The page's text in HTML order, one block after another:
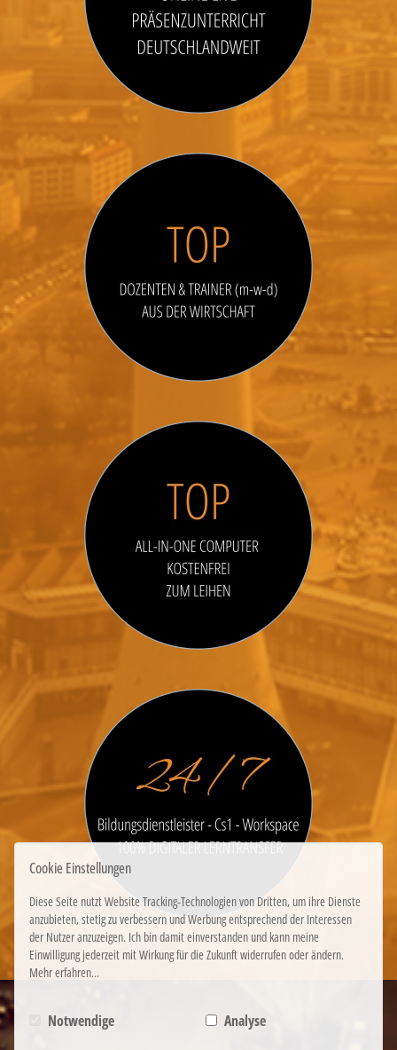
Cookie Einstellungen
Diese Seite nutzt Website Tracking-Technologien von Dritten, um ihre Dienste
anzubieten, stetig zu verbessern und Werbung entsprechend der Interessen
der Nutzer anzuzeigen. Ich bin damit einverstanden und kann meine
Einwilligung jederzeit mit Wirkung für die Zukunft widerrufen oder ändern.
Mehr erfahren...
Notwendige
Analyse